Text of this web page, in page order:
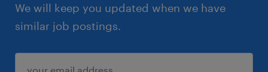
We will keep you updated when we have
similar job postings.